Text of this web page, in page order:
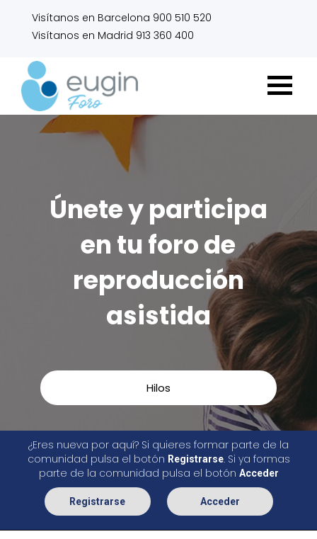
Visítanos en Barcelona 900 510 520
Visítanos en Madrid 913 360 400
Únete y participa
en tu foro de
reproducción
asistida
Hilos
¿Eres nueva por aquí? Si quieres formar parte de la
comunidad pulsa el botón Registrarse. Si ya formas
parte de la comunidad pulsa el botón Acceder
Registrarse Acceder